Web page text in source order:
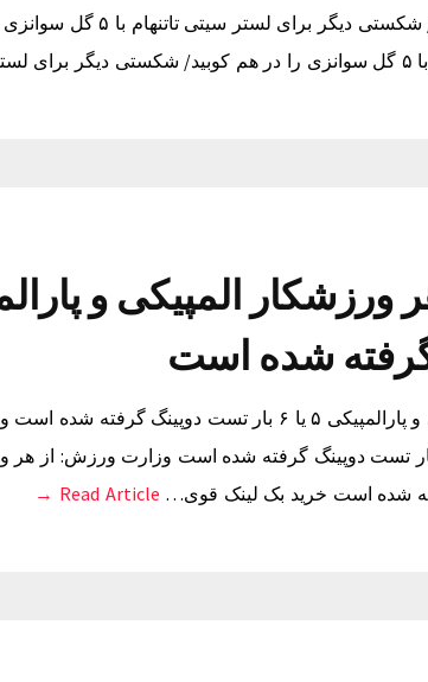
تاتنهام با ۵ گل سوانزی را در هم کوبید/ شکستی
وزارت ورزش: از هر ورزشکار المپیکی و پارالمپیکی ۵ یا ۶ بار تست
المپیکی و پارالمپیکی ۵ یا ۶ بار تست دوپینگ گرفته شده است وزارت
Read Article →